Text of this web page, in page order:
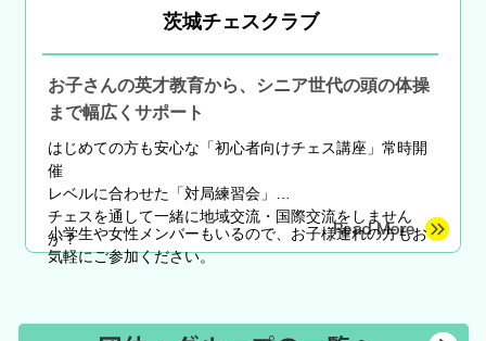
茨城チェスクラブ
お子さんの英才教育から、シニア世代の頭の体操
まで幅広くサポート
はじめての方も安心な 「初心者向けチェス講座」常時開
催
レベルに合わせた「対局練習会」
チェスを通して一緒に地域交流・国際交流をしません
か？
小学生や女性メンバーもいるので、お子様連れの方もお
気軽にご参加ください。